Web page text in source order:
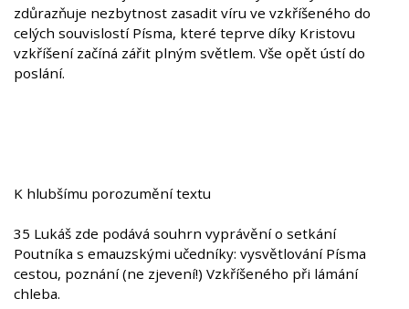
zdůrazňuje nezbytnost zasadit víru ve vzkříšeného do
celých souvislostí Písma, které teprve díky Kristovu
vzkříšení začíná zářit plným světlem. Vše opět ústí do
poslání.
K hlubšímu porozumění textu
35 Lukáš zde podává souhrn vyprávění o setkání
Poutníka s emauzskými učedníky: vysvětlování Písma
cestou, poznání (ne zjevení!) Vzkříšeného při lámání
chleba.